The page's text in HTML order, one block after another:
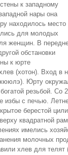
к западному
нары она
находилось место
для молодых
женщин. В
обстановки
к юрте
(хотон). Вход в
Юрту
резьбой. Со
избы с печью.
берестой
квадратной
имелись
молочных
хлев для телят